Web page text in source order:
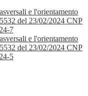
e l'orientamento
del 23/02/2024 CNP
7
e l'orientamento
del 23/02/2024 CNP
5